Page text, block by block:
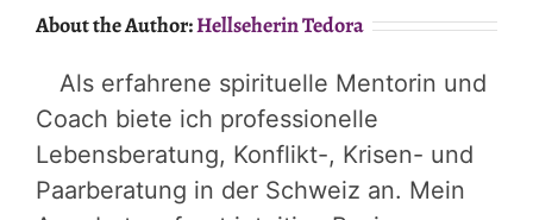
About the Author:Hellseherin Tedora
Als erfahrene spirituelle Mentorin und
Coach biete ich professionelle
Lebensberatung, Konflikt-, Krisen- und
Paarberatung in der Schweiz an. Mein